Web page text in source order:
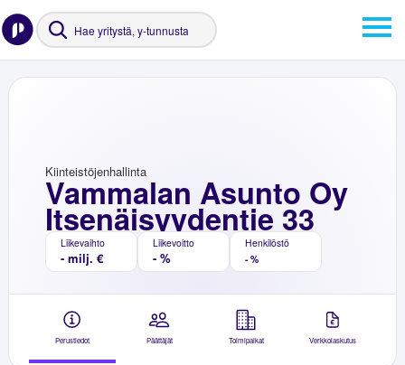
Vammalan Asunto Oy
Itsenäisyydentie 33
Kiinteistöjenhallinta
Liikevaihto
- milj. €
Liikevoitto
- %
Henkilöstö
- %
Perustiedot Päättäjät Toimipaikat Verkkolaskutus